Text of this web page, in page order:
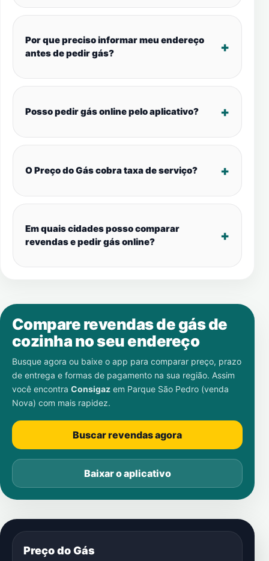
Por que preciso informar meu endereço
antes de pedir gás?
Posso pedir gás online pelo aplicativo?
O Preço do Gás cobra taxa de serviço?
Em quais cidades posso comparar
revendas e pedir gás online?
Compare revendas de gás de
cozinha no seu endereço
Busque agora ou baixe o app para comparar preço, prazo
de entrega e formas de pagamento na sua região. Assim
você encontra Consigaz em Parque São Pedro (venda
Nova) com mais rapidez.
Buscar revendas agora
Baixar o aplicativo
Preço do Gás